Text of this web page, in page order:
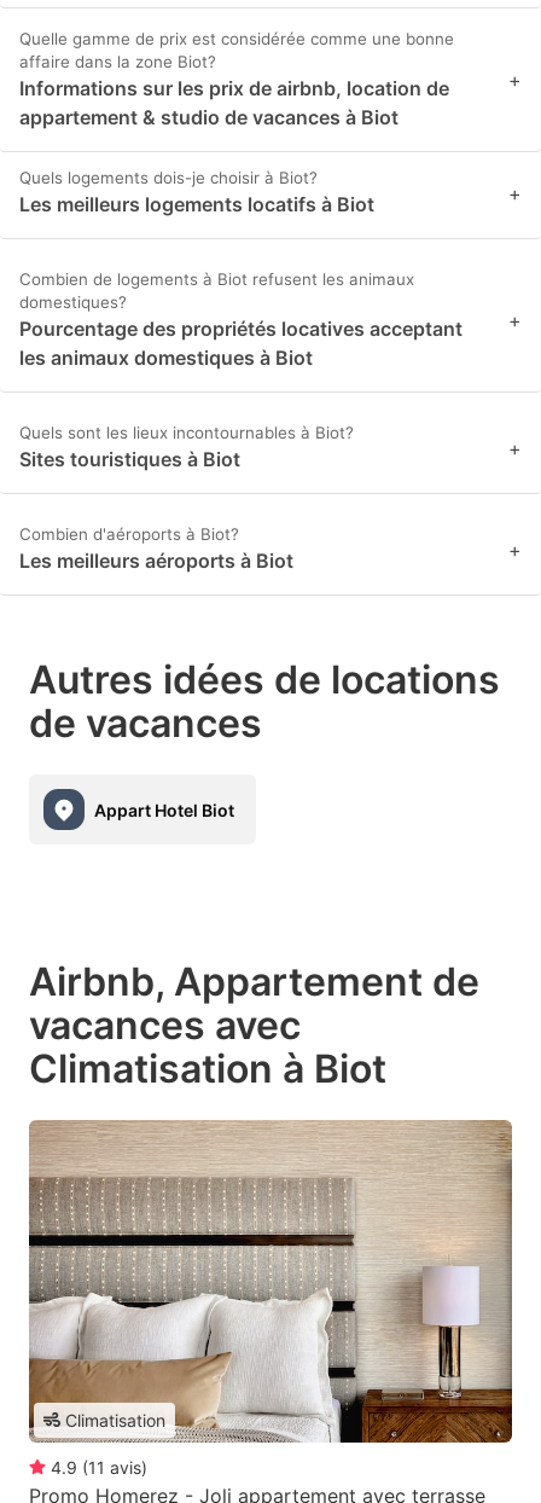
Quelle gamme de prix est considérée comme une bonne
affaire dans la zone Biot?
Informations sur les prix de airbnb, location de
appartement & studio de vacances à Biot
+
Quels logements dois-je choisir à Biot?
Les meilleurs logements locatifs à Biot +
Combien de logements à Biot refusent les animaux
domestiques?
Pourcentage des propriétés locatives acceptant
les animaux domestiques à Biot
+
Quels sont les lieux incontournables à Biot?
Sites touristiques à Biot +
Combien d'aéroports à Biot?
Les meilleurs aéroports à Biot +
Autres idées de locations
de vacances
Appart Hotel Biot
Airbnb, Appartement de
vacances avec
Climatisation à Biot
Climatisation
4.9 (11 avis)
Promo Homerez - Joli appartement avec terrasse